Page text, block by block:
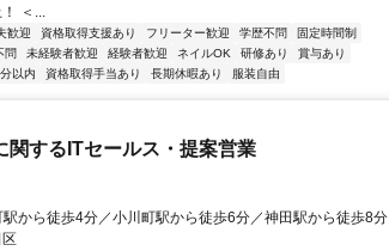
＜...
歓迎 資格取得支援あり フリーター歓迎 学歴不問
固定時間制
問 未経験者歓迎 経験者歓迎 ネイルOK 研修あり
賞与あり
以内 資格取得手当あり 長期休暇あり 服装自由
関するITセールス・提案営業
から徒歩4分／小川町駅から徒歩6分／神田駅から徒歩8分